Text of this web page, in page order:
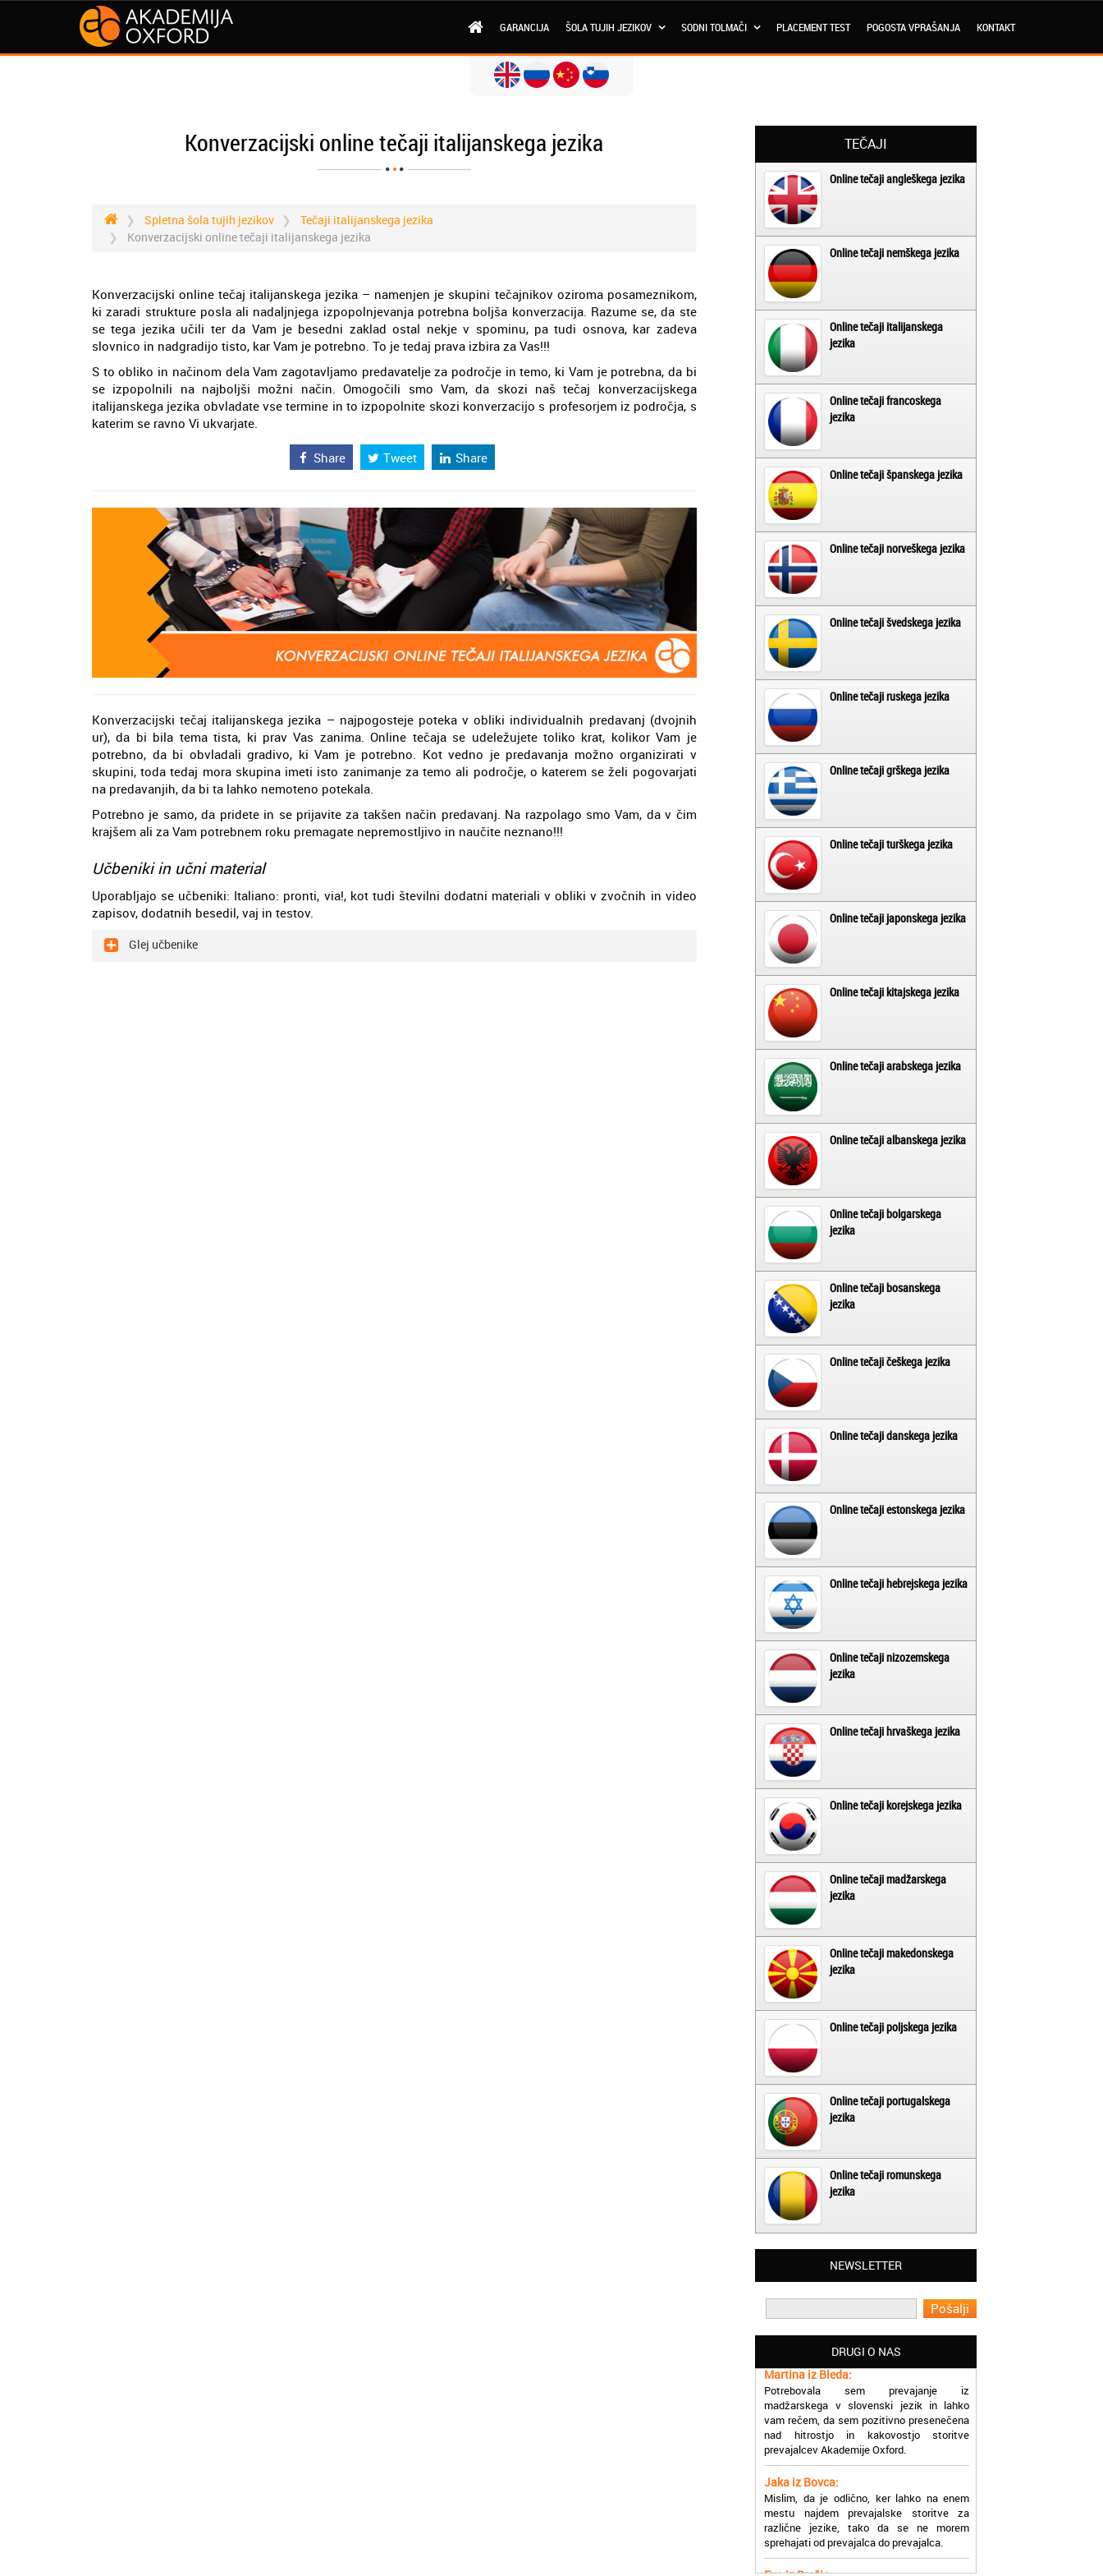
GARANCIJA ŠOLA TUJIH JEZIKOV SODNI TOLMAČI PLACEMENT TEST POGOSTA VPRAŠANJA KONTAKT
Konverzacijski online tečaji italijanskega jezika
Spletna šola tujih jezikov
Tečaji italijanskega jezika
Konverzacijski online tečaji italijanskega jezika
Konverzacijski online tečaj italijanskega jezika – namenjen je skupini tečajnikov oziroma posameznikom,
ki zaradi strukture posla ali nadaljnjega izpopolnjevanja potrebna boljša konverzacija. Razume se, da ste
se tega jezika učili ter da Vam je besedni zaklad ostal nekje v spominu, pa tudi osnova, kar zadeva
slovnico in nadgradijo tisto, kar Vam je potrebno. To je tedaj prava izbira za Vas!!!
S to obliko in načinom dela Vam zagotavljamo predavatelje za področje in temo, ki Vam je potrebna, da bi
se izpopolnili na najboljši možni način. Omogočili smo Vam, da skozi naš tečaj konverzacijskega
italijanskega jezika obvladate vse termine in to izpopolnite skozi konverzacijo s profesorjem iz področja, s
katerim se ravno Vi ukvarjate.
Share Tweet Share
Konverzacijski tečaj italijanskega jezika – najpogosteje poteka v obliki individualnih predavanj (dvojnih
ur), da bi bila tema tista, ki prav Vas zanima. Online tečaja se udeležujete toliko krat, kolikor Vam je
potrebno, da bi obvladali gradivo, ki Vam je potrebno. Kot vedno je predavanja možno organizirati v
skupini, toda tedaj mora skupina imeti isto zanimanje za temo ali področje, o katerem se želi pogovarjati
na predavanjih, da bi ta lahko nemoteno potekala.
Potrebno je samo, da pridete in se prijavite za takšen način predavanj. Na razpolago smo Vam, da v čim
krajšem ali za Vam potrebnem roku premagate nepremostljivo in naučite neznano!!!
Učbeniki in učni material
Uporabljajo se učbeniki: Italiano: pronti, via!, kot tudi številni dodatni materiali v obliki v zvočnih in video
zapisov, dodatnih besedil, vaj in testov.
Glej učbenike
TEČAJI
Online tečaji angleškega jezika
Online tečaji nemškega jezika
Online tečaji italijanskega
jezika
Online tečaji francoskega
jezika
Online tečaji španskega jezika
Online tečaji norveškega jezika
Online tečaji švedskega jezika
Online tečaji ruskega jezika
Online tečaji grškega jezika
Online tečaji turškega jezika
Online tečaji japonskega jezika
Online tečaji kitajskega jezika
Online tečaji arabskega jezika
Online tečaji albanskega jezika
Online tečaji bolgarskega
jezika
Online tečaji bosanskega
jezika
Online tečaji češkega jezika
Online tečaji danskega jezika
Online tečaji estonskega jezika
Online tečaji hebrejskega jezika
Online tečaji nizozemskega
jezika
Online tečaji hrvaškega jezika
Online tečaji korejskega jezika
Online tečaji madžarskega
jezika
Online tečaji makedonskega
jezika
Online tečaji poljskega jezika
Online tečaji portugalskega
jezika
Online tečaji romunskega
jezika
NEWSLETTER
DRUGI O NAS
Matjaž iz Ajdovščine:
Lahko pohvalim vse zaposlene v Akademiji
prevajalske storitve opravljajo hitro in
učinkoviti.
Martina iz Bleda:
Potrebovala sem prevajanje iz
madžarskega v slovenski jezik in lahko
vam rečem, da sem pozitivno presenečena
nad hitrostjo in kakovostjo storitve
prevajalcev Akademije Oxford.
Jaka iz Bovca:
Mislim, da je odlično, ker lahko na enem
mestu najdem prevajalske storitve za
različne jezike, tako da se ne morem
sprehajati od prevajalca do prevajalca.
Eva iz Brežic:
Nujno sem potrebovala prevod v francoski